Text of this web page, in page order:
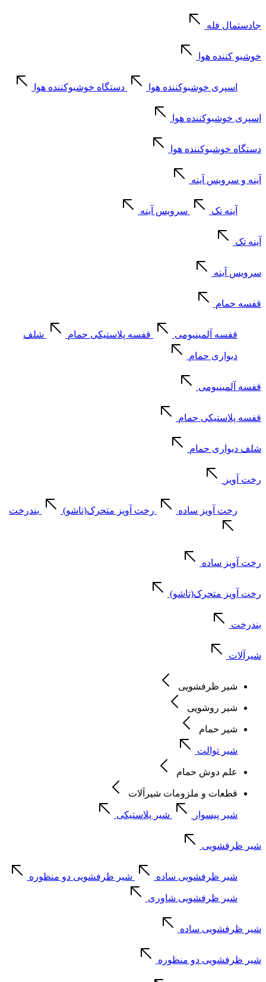
جادستمال فله
خوشبو کننده هوا
اسپری خوشبوکننده هوا دستگاه خوشبوکننده هوا
اسپری خوشبوکننده هوا
دستگاه خوشبوکننده هوا
آینه و سرویس آینه
آینه تک سرویس آینه
آینه تک
سرویس آینه
قفسه حمام
قفسه آلمینیومی قفسه پلاستیکی حمام شلف
دیواری حمام
قفسه آلمینیومی
قفسه پلاستیکی حمام
شلف دیواری حمام
رخت آویز
رخت آویز ساده رخت آویز متحرک(تاشو) بندرخت
رخت آویز ساده
رخت آویز متحرک(تاشو)
بندرخت
شیرآلات
شیر ظرفشویی
شیر روشویی
شیر حمام
شیر توالت
علم دوش حمام
قطعات و ملزومات شیرآلات
شیر پیسوار شیر پلاستیکی
شیر ظرفشویی
شیر ظرفشویی ساده شیر ظرفشویی دو منظوره
شیر ظرفشویی شاوری
شیر ظرفشویی ساده
شیر ظرفشویی دو منظوره